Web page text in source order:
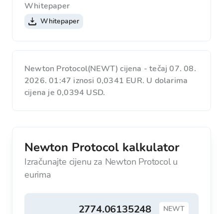
Whitepaper
Whitepaper
Newton Protocol(NEWT) cijena - tečaj 07. 08.
2026. 01:47 iznosi 0,0341 EUR. U dolarima
cijena je 0,0394 USD.
Newton Protocol kalkulator
Izračunajte cijenu za Newton Protocol u
eurima
NEWT